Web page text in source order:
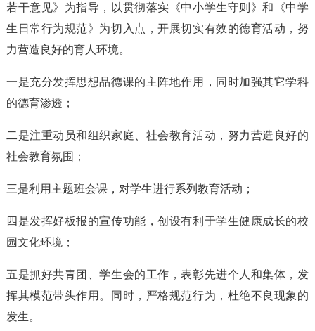
若干意见》为指导，以贯彻落实《中小学生守则》和《中学
生日常行为规范》为切入点，开展切实有效的德育活动，努
力营造良好的育人环境。
一是充分发挥思想品德课的主阵地作用，同时加强其它学科
的德育渗透；
二是注重动员和组织家庭、社会教育活动，努力营造良好的
社会教育氛围；
三是利用主题班会课，对学生进行系列教育活动；
四是发挥好板报的宣传功能，创设有利于学生健康成长的校
园文化环境；
五是抓好共青团、学生会的工作，表彰先进个人和集体，发
挥其模范带头作用。同时，严格规范行为，杜绝不良现象的
发生。